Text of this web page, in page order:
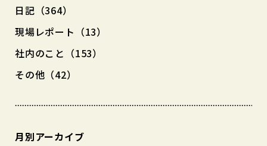
日記（364）
現場レポート（13）
社内のこと（153）
その他（42）
月別アーカイブ